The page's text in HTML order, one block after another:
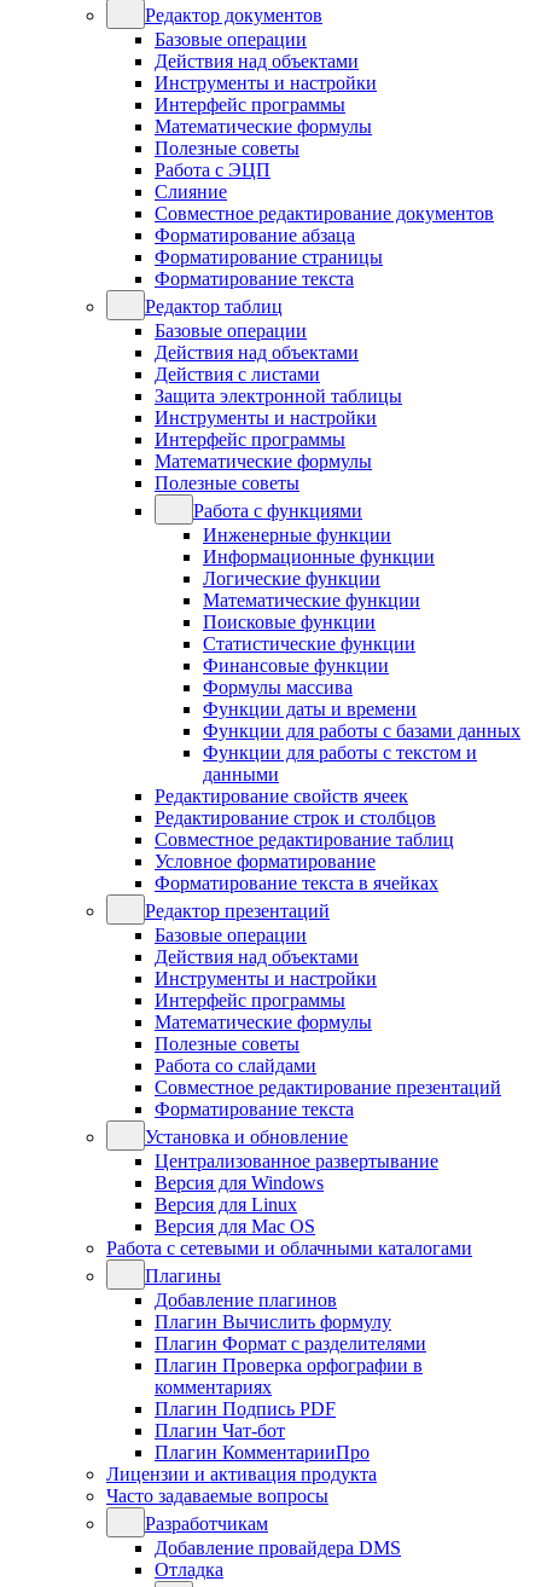
Редактор документов
Базовые операции
Действия над объектами
Инструменты и настройки
Интерфейс программы
Математические формулы
Полезные советы
Работа с ЭЦП
Слияние
Совместное редактирование документов
Форматирование абзаца
Форматирование страницы
Форматирование текста
Редактор таблиц
Базовые операции
Действия над объектами
Действия с листами
Защита электронной таблицы
Инструменты и настройки
Интерфейс программы
Математические формулы
Полезные советы
Работа с функциями
Инженерные функции
Информационные функции
Логические функции
Математические функции
Поисковые функции
Статистические функции
Финансовые функции
Формулы массива
Функции даты и времени
Функции для работы с базами данных
Функции для работы с текстом и
данными
Редактирование свойств ячеек
Редактирование строк и столбцов
Совместное редактирование таблиц
Условное форматирование
Форматирование текста в ячейках
Редактор презентаций
Базовые операции
Действия над объектами
Инструменты и настройки
Интерфейс программы
Математические формулы
Полезные советы
Работа со слайдами
Совместное редактирование презентаций
Форматирование текста
Установка и обновление
Централизованное развертывание
Версия для Windows
Версия для Linux
Версия для Mac OS
Работа с сетевыми и облачными каталогами
Плагины
Добавление плагинов
Плагин Вычислить формулу
Плагин Формат с разделителями
Плагин Проверка орфографии в
комментариях
Плагин Подпись PDF
Плагин Чат-бот
Плагин КомментарииПро
Лицензии и активация продукта
Часто задаваемые вопросы
Разработчикам
Добавление провайдера DMS
Отладка